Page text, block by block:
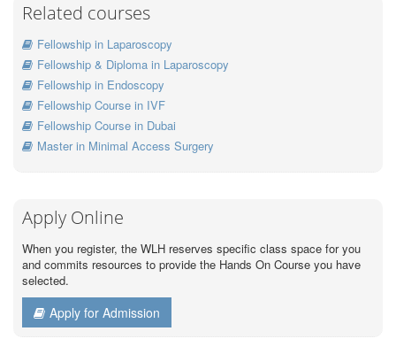
Related courses
Fellowship in Laparoscopy
Fellowship & Diploma in Laparoscopy
Fellowship in Endoscopy
Fellowship Course in IVF
Fellowship Course in Dubai
Master in Minimal Access Surgery
Apply Online
When you register, the WLH reserves specific class space for you
and commits resources to provide the Hands On Course you have
selected.
Apply for Admission